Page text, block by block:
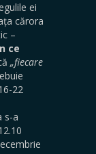
ei
cărora
–
ce
„fiecare
22
s-a